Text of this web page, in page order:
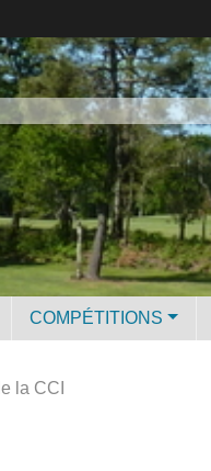
COMPÉTITIONS
la CCI